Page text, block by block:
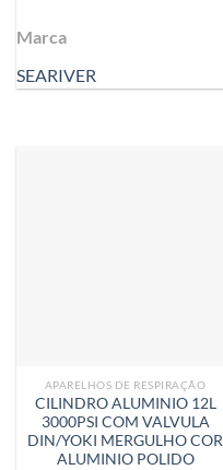
Marca
SEARIVER
APARELHOS DE RESPIRAÇÃO
CILINDRO ALUMINIO 12L
3000PSI COM VALVULA
DIN/YOKI MERGULHO COR
ALUMINIO POLIDO